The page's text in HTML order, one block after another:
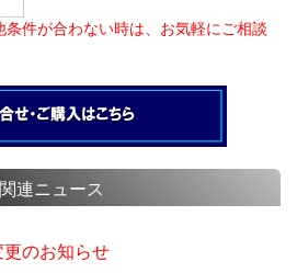
件が合わない時は、お気軽にご相談
関連ニュース
更のお知らせ